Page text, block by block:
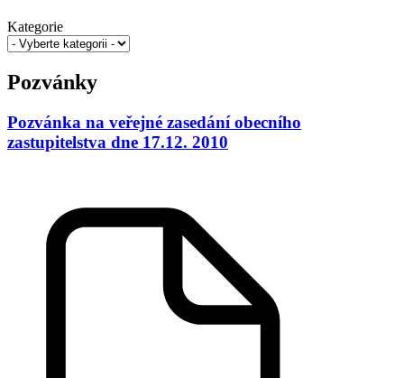
Kategorie
Pozvánky
Pozvánka na veřejné zasedání obecního
zastupitelstva dne 17.12. 2010